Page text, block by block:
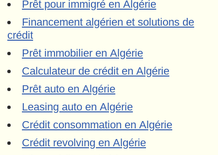
Prêt pour immigré en Algérie
Financement algérien et solutions de
crédit
Prêt immobilier en Algérie
Calculateur de crédit en Algérie
Prêt auto en Algérie
Leasing auto en Algérie
Crédit consommation en Algérie
Crédit revolving en Algérie